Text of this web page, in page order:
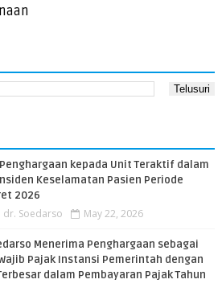
kepada Unit Teraktif dalam
Keselamatan Pasien Periode
2026
dr. Soedarso May 22, 2026
Menerima Penghargaan sebagai
Pajak Instansi Pemerintah dengan
dalam Pembayaran Pajak Tahun